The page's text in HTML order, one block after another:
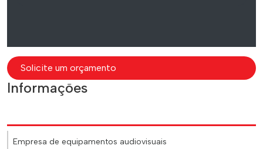
Solicite um orçamento
Informações
Empresa de equipamentos audiovisuais